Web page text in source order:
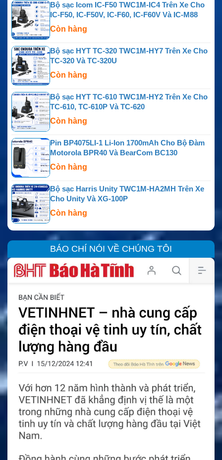
Bộ sạc Icom IC-F50 TWC1M-IC4 Trên Xe Cho
IC-F50, IC-F50V, IC-F60, IC-F60V Và IC-M88
Còn hàng
Bộ sạc HYT TC-320 TWC1M-HY7 Trên Xe Cho
TC-320 Và TC-320U
Còn hàng
Bộ sạc HYT TC-610 TWC1M-HY2 Trên Xe Cho
TC-610, TC-610P Và TC-620
Còn hàng
Pin BP4075LI-1 Li-Ion 1700mAh Cho Bộ Đàm
Motorola BPR40 Và BearCom BC130
Còn hàng
Bộ sạc Harris Unity TWC1M-HA2MH Trên Xe
Cho Unity Và XG-100P
Còn hàng
BÁO CHÍ NÓI VỀ CHÚNG TÔI